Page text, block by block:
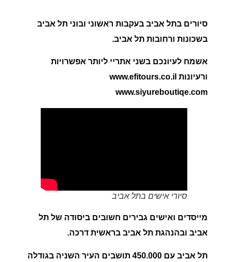
סיורים בתל אביב בעקבות ראשוני ובוני תל אביב
בשכונות ורחובות תל אביב.
אשמח לעיונכם בשני אתריי ליותר אפשרויות
ורעיונות www.efitours.co.il
www.siyureboutiqe.com
סיורי אישים בתל אביב
מייסדים ואישים גבירים חשובים ביסודה של תל
אביב ובהנהגת תל אביב בראשית דרכה.
תל אביב עם 450.000 תושבים העיר השניה בגודלה